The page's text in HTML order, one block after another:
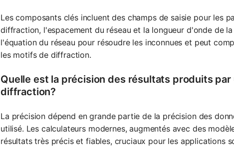
Les composants clés incluent des champs de saisie pour les
diffraction, l'espacement du réseau et la longueur d'onde de
l'équation du réseau pour résoudre les inconnues et peut
les motifs de diffraction.
Quelle est la précision des résultats produits
diffraction?
La précision dépend en grande partie de la précision des
utilisé. Les calculateurs modernes, augmentés avec des
résultats très précis et fiables, cruciaux pour les applications